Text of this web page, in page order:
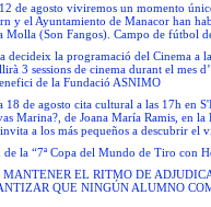
de agosto viviremos un momento
y el Ayuntamiento de Manacor han
Molla (Son Fangos). Campo de fútbol
decideix la programació del Cinema a
3 sessions de cinema durant el mes
de la Fundació ASNIMO
18 de agosto cita cultural a las 17h en
Marina?, de Joana María Ramis, en
a los más pequeños a descubrir el
de la “7ª Copa del Mundo de Tiro con
MANTENER EL RITMO DE
QUE NINGÚN ALUMNO